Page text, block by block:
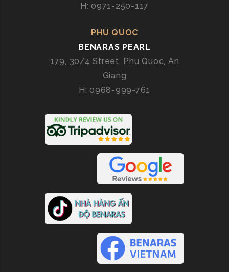
H: 0971-250-117
PHU QUOC
BENARAS PEARL
179, 30/4 Street, Phu Quoc, An
Giang
H: 0968-999-761